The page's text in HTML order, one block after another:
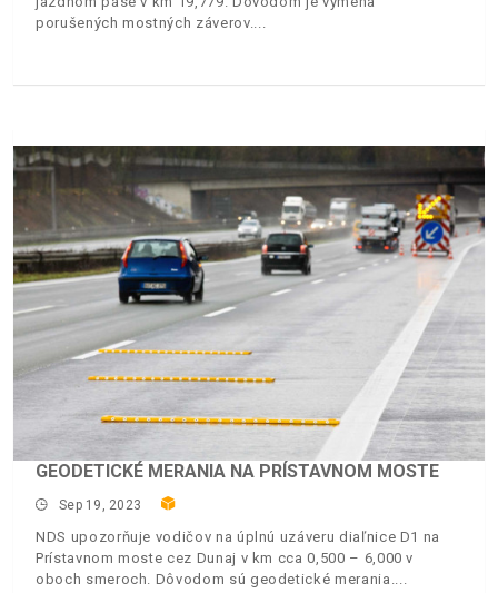
porušených mostných záverov.
GEODETICKÉ MERANIA NA PRÍSTAVNOM MOSTE
Sep 19, 2023
NDS upozorňuje vodičov na úplnú uzáveru diaľnice D1 na
Prístavnom moste cez Dunaj v km cca 0,500 – 6,000 v
oboch smeroch. Dôvodom sú geodetické merania.